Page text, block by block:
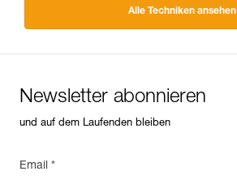
Alle Techniken ansehen
Newsletter abonnieren
und auf dem Laufenden bleiben
Email *